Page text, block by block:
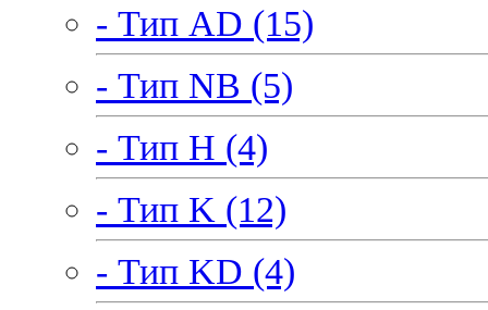
- Тип AD (15)
- Тип NB (5)
- Тип H (4)
- Тип K (12)
- Тип KD (4)